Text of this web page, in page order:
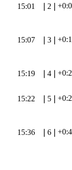
15:01 2
15:07 3
15:19 4
15:22 5
15:36 6